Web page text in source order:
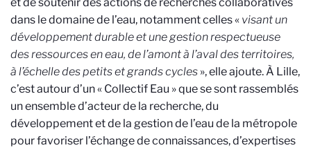
dans le domaine de l’eau, notamment celles « visant un
développement durable et une gestion respectueuse
des ressources en eau, de l’amont à l’aval des territoires,
à l’échelle des petits et grands cycles », elle ajoute.À Lille,
c’est autour d’un « Collectif Eau » que se sont rassemblés
un ensemble d’acteur de la recherche, du
développement et de la gestion de l’eau de la métropole
pour favoriser l’échange de connaissances, d’expertises